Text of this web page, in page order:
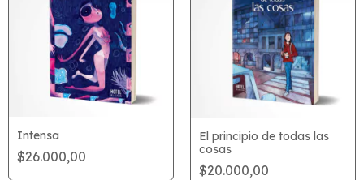
Intensa
$26.000,00
El principio de todas las
cosas
$20.000,00